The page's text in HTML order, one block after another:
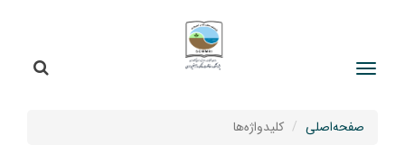
صفحه‌اصلی کلیدواژه‌ها